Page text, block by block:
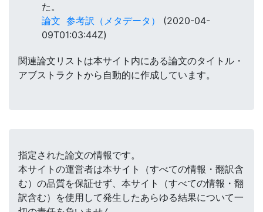
た。
論文 参考訳（メタデータ）
(2020-04-
09T01:03:44Z)
関連論文リストは本サイト内にある論文のタイトル・
アブストラクトから自動的に作成しています。
指定された論文の情報です。
本サイトの運営者は本サイト（すべての情報・翻訳含
む）の品質を保証せず、本サイト（すべての情報・翻
訳含む）を使用して発生したあらゆる結果について一